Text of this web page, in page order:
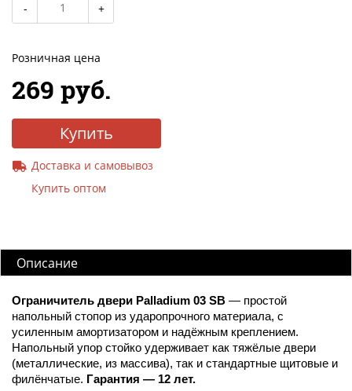
Розничная цена
269 руб.
Купить
Доставка и самовывоз
Купить оптом
Описание
Ограничитель двери Palladium 03 SB — простой
напольный стопор из ударопрочного материала, с
усиленным амортизатором и надёжным креплением.
Напольный упор стойко удерживает как тяжёлые двери
(металлические, из массива), так и стандартные щитовые и
филёнчатые. Гарантия — 12 лет.